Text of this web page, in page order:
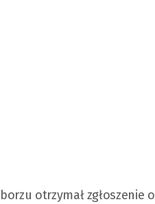
otrzymał zgłoszenie o